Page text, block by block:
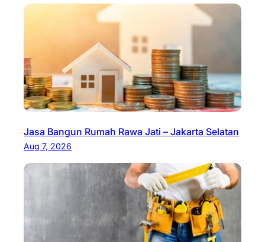
Jasa Bangun Rumah Rawa Jati – Jakarta Selatan
Aug 7, 2026